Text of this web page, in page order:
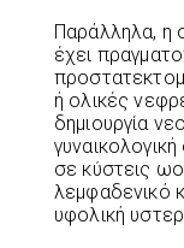
Παράλληλα, η
έχει
ή ολικές
δημιουργία
σε κύστεις
λεμφαδενικό
υφολική